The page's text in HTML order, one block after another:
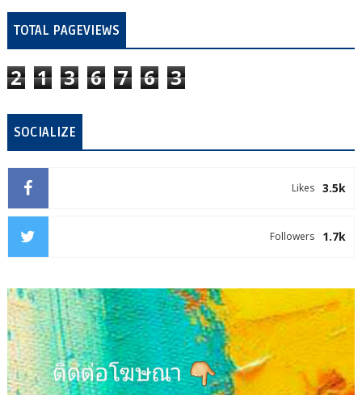
TOTAL PAGEVIEWS
2 1 3 6 7 6 3
SOCIALIZE
3.5k
Likes
1.7k
Followers